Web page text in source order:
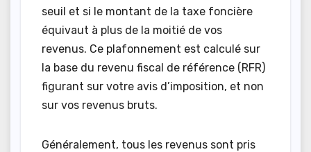
seuil et si le montant de la taxe foncière
équivaut à plus de la moitié de vos
revenus. Ce plafonnement est calculé sur
la base du revenu fiscal de référence (RFR)
figurant sur votre avis d’imposition, et non
sur vos revenus bruts.
Généralement, tous les revenus sont pris